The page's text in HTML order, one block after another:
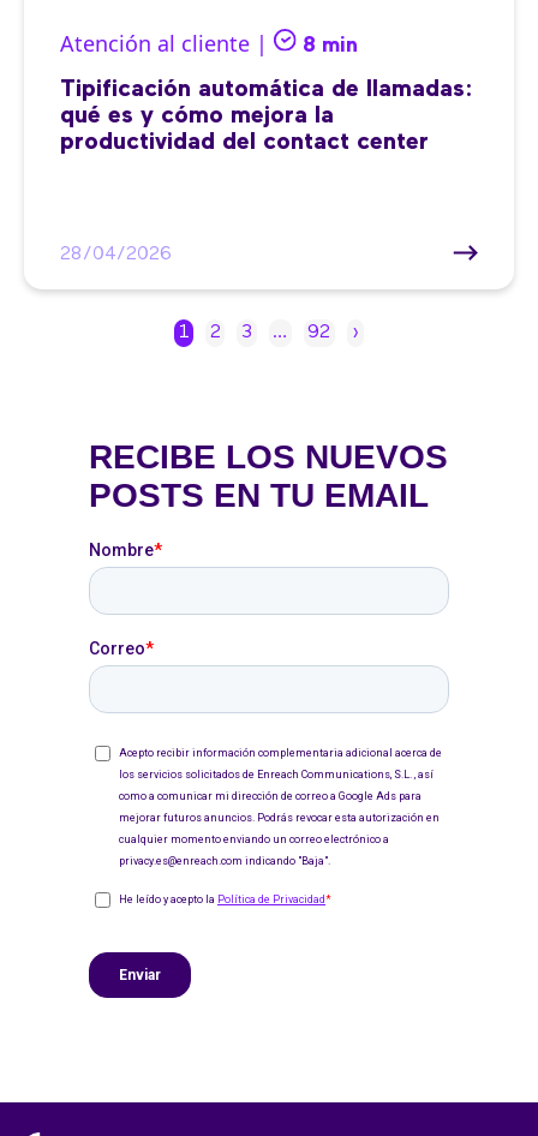
Atención al cliente | 8 min
Tipificación automática de llamadas:
qué es y cómo mejora la
productividad del contact center
28/04/2026
1 2 3 … 92 ›